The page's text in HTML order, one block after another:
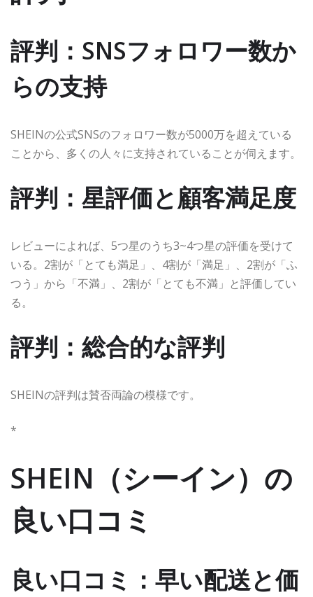
評判：SNSフォロワー数か
らの支持
SHEINの公式SNSのフォロワー数が5000万を超えている
ことから、多くの人々に支持されていることが伺えます。
評判：星評価と顧客満足度
レビューによれば、5つ星のうち3~4つ星の評価を受けて
いる。2割が「とても満足」、4割が「満足」、2割が「ふ
つう」から「不満」、2割が「とても不満」と評価してい
る。
評判：総合的な評判
SHEINの評判は賛否両論の模様です。
*
SHEIN（シーイン）の
良い口コミ
良い口コミ：早い配送と価